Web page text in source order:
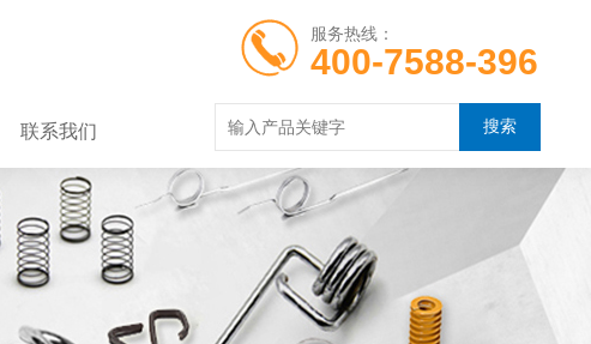
服务热线：
400-7588-396
联系我们